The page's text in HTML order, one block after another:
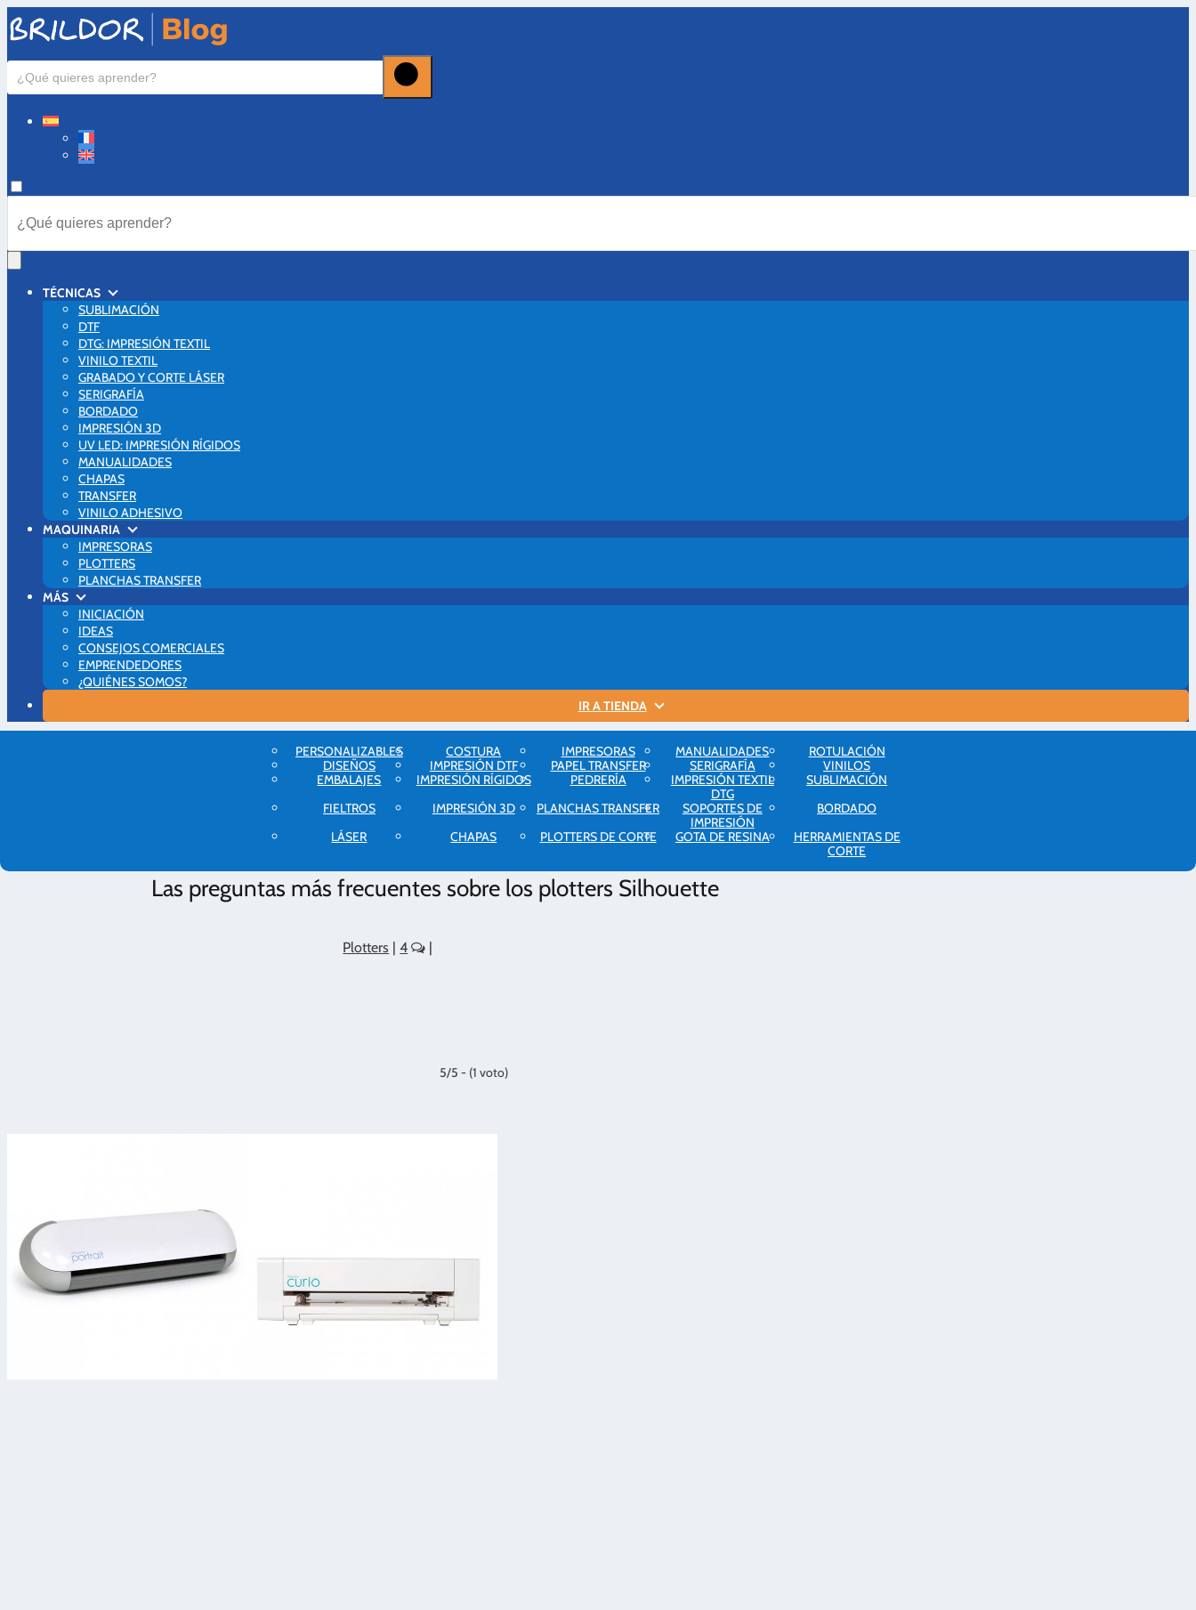
TÉCNICAS
SUBLIMACIÓN
DTF
DTG: IMPRESIÓN TEXTIL
VINILO TEXTIL
GRABADO Y CORTE LÁSER
SERIGRAFÍA
BORDADO
IMPRESIÓN 3D
UV LED: IMPRESIÓN RÍGIDOS
MANUALIDADES
CHAPAS
TRANSFER
VINILO ADHESIVO
MAQUINARIA
IMPRESORAS
PLOTTERS
PLANCHAS TRANSFER
MÁS
INICIACIÓN
IDEAS
CONSEJOS COMERCIALES
EMPRENDEDORES
¿QUIÉNES SOMOS?
IR A TIENDA
PERSONALIZABLES COSTURA IMPRESORAS MANUALIDADES
ROTULACIÓN
DISEÑOS
IMPRESIÓN DTF PAPEL TRANSFER SERIGRAFÍA
VINILOS
EMBALAJES
IMPRESIÓN RÍGIDOS PEDRERÍA
IMPRESIÓN TEXTIL
DTG
SUBLIMACIÓN
FIELTROS
IMPRESIÓN 3D PLANCHAS TRANSFER
SOPORTES DE
IMPRESIÓN
BORDADO
LÁSER
CHAPAS PLOTTERS DE CORTE GOTA DE RESINA
HERRAMIENTAS DE
CORTE
Las preguntas más frecuentes sobre los plotters Silhouette
Las preguntas más frecuentes sobre los plotters Silhouette
Plotters |4
5/5 - (1 voto)